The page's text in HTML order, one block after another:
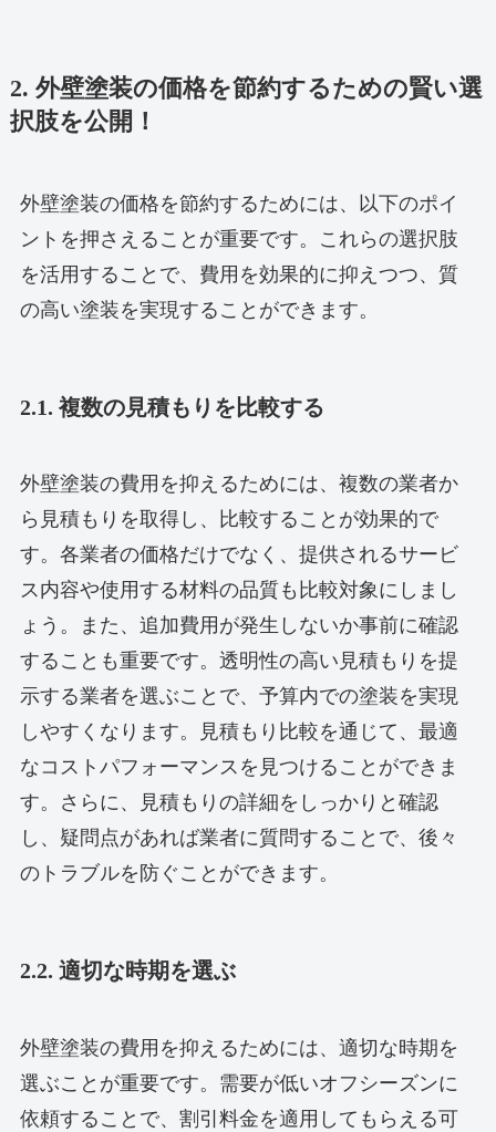
2. 外壁塗装の価格を節約するための賢い選
択肢を公開！
外壁塗装の価格を節約するためには、以下のポイ
ントを押さえることが重要です。これらの選択肢
を活用することで、費用を効果的に抑えつつ、質
の高い塗装を実現することができます。
2.1. 複数の見積もりを比較する
外壁塗装の費用を抑えるためには、複数の業者か
ら見積もりを取得し、比較することが効果的で
す。各業者の価格だけでなく、提供されるサービ
ス内容や使用する材料の品質も比較対象にしまし
ょう。また、追加費用が発生しないか事前に確認
することも重要です。透明性の高い見積もりを提
示する業者を選ぶことで、予算内での塗装を実現
しやすくなります。見積もり比較を通じて、最適
なコストパフォーマンスを見つけることができま
す。さらに、見積もりの詳細をしっかりと確認
し、疑問点があれば業者に質問することで、後々
のトラブルを防ぐことができます。
2.2. 適切な時期を選ぶ
外壁塗装の費用を抑えるためには、適切な時期を
選ぶことが重要です。需要が低いオフシーズンに
依頼することで、割引料金を適用してもらえる可